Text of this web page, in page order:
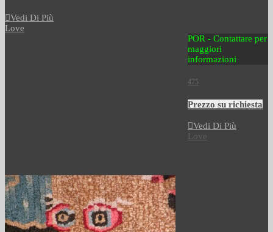
Vedi Di Più
Love
POR - Contattare per
maggiori
informazioni
475
Prezzo su richiesta
Vedi Di Più
Love